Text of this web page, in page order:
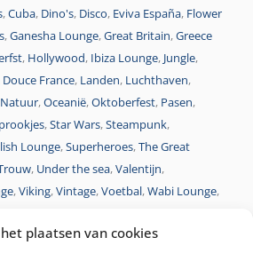
plaatsen van cookies
,Cuba, Dino's, Disco, Eviva España, Flower
,Ganesha Lounge,Great Britain,Greece
, Hollywood, Ibiza Lounge, Jungle,
Douce France, Landen, Luchthaven,
Natuur,Oceanië,Oktoberfest, Pasen,
,Star Wars,Steampunk,
Lounge,Superheroes,The Great
, Under the sea,Valentijn,
,Viking,Vintage,Voetbal,Wabi Lounge,